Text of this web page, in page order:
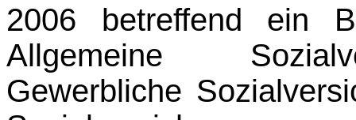
2006 betreffend ein
Allgemeine
Gewerbliche